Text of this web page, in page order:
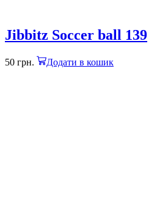
Jibbitz Soccer ball 139
50 грн. Додати в кошик